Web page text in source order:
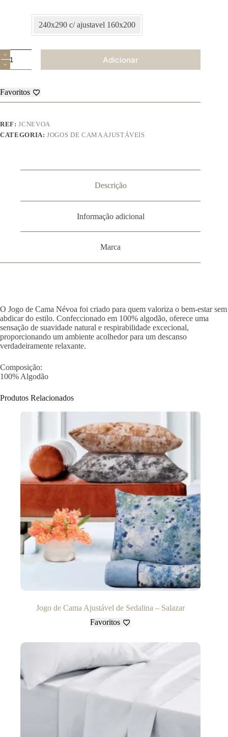
240x290 c/ ajustavel 160x200
Quantidade
de
Jogo
Cama
Ajustável
-
Adicionar
Favoritos
REF:JCNEVOA
CATEGORIA:JOGOS DE CAMA AJUSTÁVEIS
Descrição
Informação adicional
Marca
O Jogo de Cama Névoa foi criado para quem valoriza o bem-estar sem
abdicar do estilo. Confeccionado em 100% algodão, oferece uma
sensação de suavidade natural e respirabilidade excecional,
proporcionando um ambiente acolhedor para um descanso
verdadeiramente relaxante.
Composição:
100% Algodão
Produtos Relacionados
Jogo de Cama Ajustável de Sedalina – Salazar
Favoritos